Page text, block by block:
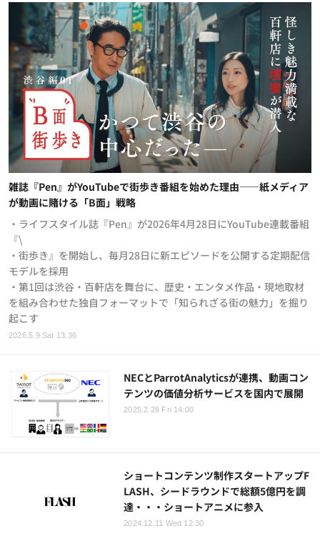
2026.5.9 Sat 13:36
雑誌『Pen』がYouTubeで街歩き番組を始めた理由——紙メディア
が動画に賭ける「B面」戦略
・ライフスタイル誌『Pen』が2026年4月28日にYouTube連載番組
『\
・街歩き』を開始し、毎月28日に新エピソードを公開する定期配信
モデルを採用
・第1回は渋谷・百軒店を舞台に、歴史・エンタメ作品・現地取材
を組み合わせた独自フォーマットで「知られざる街の魅力」を掘り
起こす
NECとParrotAnalyticsが連携、動画コン
テンツの価値分析サービスを国内で展開
2025.2.28 Fri 14:00
ショートコンテンツ制作スタートアップF
LASH、シードラウンドで総額5億円を調
達・・・ショートアニメに参入
2024.12.11 Wed 12:30